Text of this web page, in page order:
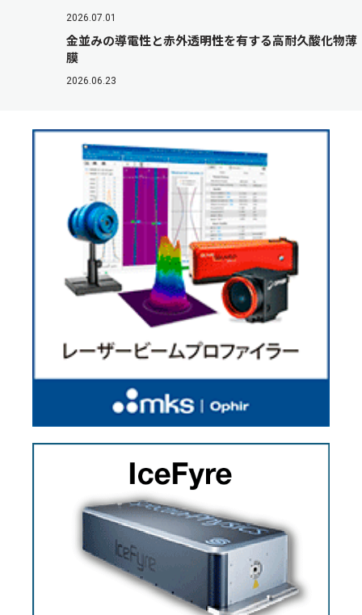
2026.07.01
金並みの導電性と赤外透明性を有する高耐久酸化物薄
膜
2026.06.23